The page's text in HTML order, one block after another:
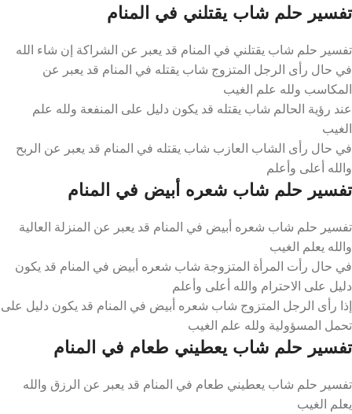
تفسير حلم شاب يقتلني في المنام
تفسير حلم شاب يقتلني في المنام قد يعبر عن الشراكة إن شاء الله
في حال رأى الرجل المتزوج شاب يقتله في المنام قد يعبر عن
المكاسب ولله علم الغيب
عند رؤية الحالم شاب يقتله قد يكون دليل على المنفعة ولله علم
الغيب
في حال رأى الشاب العازب شاب يقتله في المنام قد يعبر عن الربح
والله أعلى وأعلم
تفسير حلم شاب شعره أبيض في المنام
تفسير حلم شاب شعره أبيض في المنام قد يعبر عن المنزلة العالية
والله يعلم الغيب
في حال رأت المرأة المتزوجة شاب شعره أبيض في المنام قد يكون
دليل على الاحترام والله أعلى وأعلم
إذا رأى الرجل المتزوج شاب شعره أبيض في المنام قد يكون دليل على
تحمل المسؤولية ولله علم الغيب
تفسير حلم شاب يعطيني طعام في المنام
تفسير حلم شاب يعطيني طعام في المنام قد يعبر عن الرزق والله
يعلم الغيب